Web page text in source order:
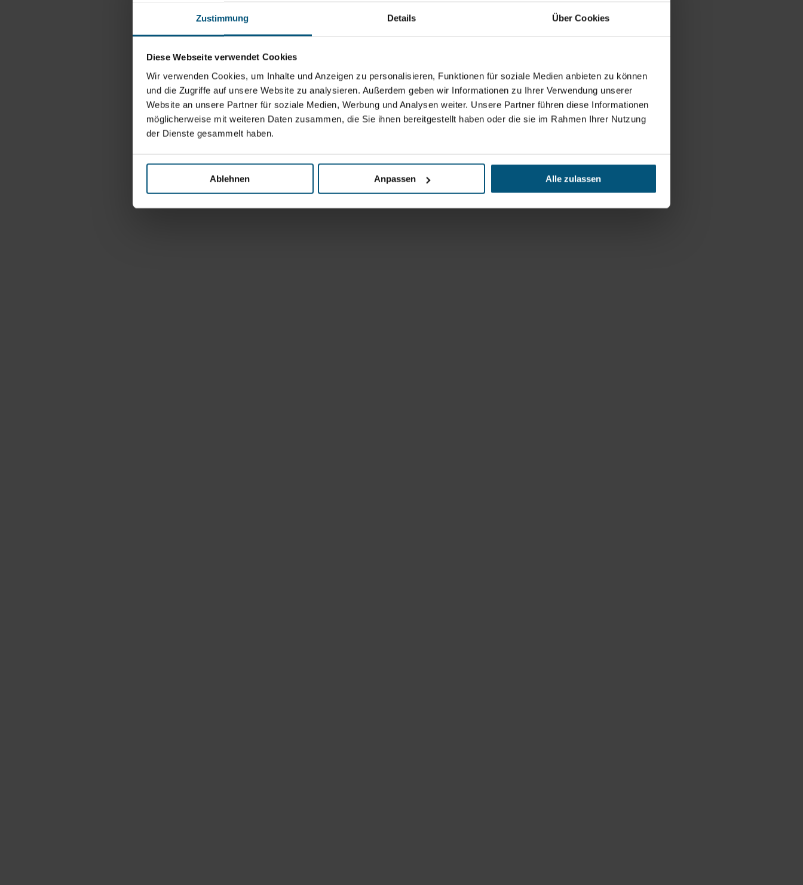
Zustimmung Details Über Cookies
Diese Webseite verwendet Cookies
Wir verwenden Cookies, um Inhalte und Anzeigen zu personalisieren, Funktionen für soziale Medien anbieten zu können
und die Zugriffe auf unsere Website zu analysieren. Außerdem geben wir Informationen zu Ihrer Verwendung unserer
Website an unsere Partner für soziale Medien, Werbung und Analysen weiter. Unsere Partner führen diese Informationen
möglicherweise mit weiteren Daten zusammen, die Sie ihnen bereitgestellt haben oder die sie im Rahmen Ihrer Nutzung
der Dienste gesammelt haben.
Ablehnen Anpassen Alle zulassen